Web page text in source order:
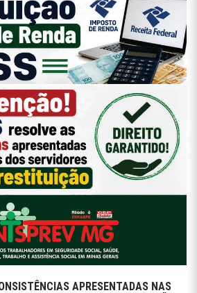
APRESENTADAS NAS